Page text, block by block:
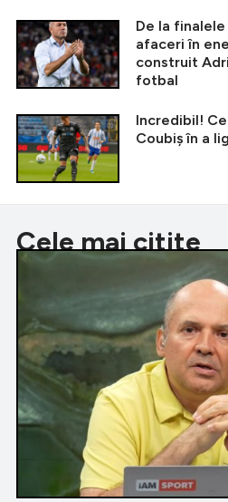
De la
afaceri în
construit
fotbal
Incredibil!
Coubiș în a
Cele mai citite